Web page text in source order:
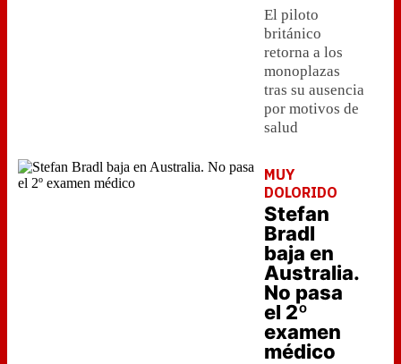
El piloto
británico
retorna a los
monoplazas
tras su ausencia
por motivos de
salud
MUY
DOLORIDO
Stefan
Bradl
baja en
Australia.
No pasa
el 2º
examen
médico